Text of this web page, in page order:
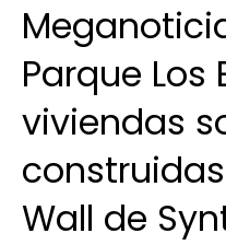
Parque Los
viviendas
Wall de